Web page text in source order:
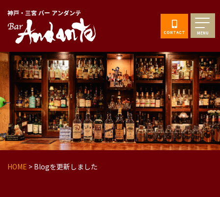
神戸・三宮 バー アンダンテ
CONTACT MENU
HOME > Blogを更新しました